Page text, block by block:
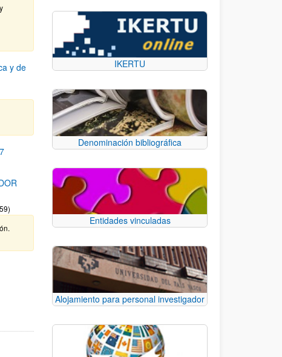
y de
para desplazarse.
IKERTU
Denominación bibliográfica
Entidades vinculadas
Alojamiento para personal investigador